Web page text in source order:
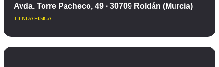
Avda. Torre Pacheco, 49 · 30709 Roldán (Murcia)
TIENDA FISICA